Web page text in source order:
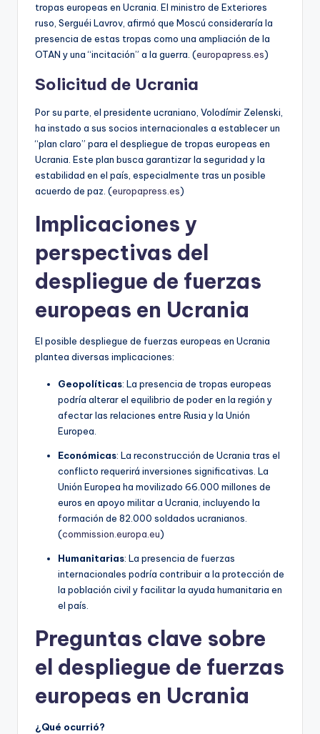
tropas europeas en Ucrania. El ministro de Exteriores
ruso, Serguéi Lavrov, afirmó que Moscú consideraría la
presencia de estas tropas como una ampliación de la
OTAN y una “incitación” a la guerra. (europapress.es)
Solicitud de Ucrania
Por su parte, el presidente ucraniano, Volodímir Zelenski,
ha instado a sus socios internacionales a establecer un
“plan claro” para el despliegue de tropas europeas en
Ucrania. Este plan busca garantizar la seguridad y la
estabilidad en el país, especialmente tras un posible
acuerdo de paz. (europapress.es)
Implicaciones y
perspectivas del
despliegue de fuerzas
europeas en Ucrania
El posible despliegue de fuerzas europeas en Ucrania
plantea diversas implicaciones:
Geopolíticas: La presencia de tropas europeas
podría alterar el equilibrio de poder en la región y
afectar las relaciones entre Rusia y la Unión
Europea.
Económicas: La reconstrucción de Ucrania tras el
conflicto requerirá inversiones significativas. La
Unión Europea ha movilizado 66.000 millones de
euros en apoyo militar a Ucrania, incluyendo la
formación de 82.000 soldados ucranianos.
(commission.europa.eu)
Humanitarias: La presencia de fuerzas
internacionales podría contribuir a la protección de
la población civil y facilitar la ayuda humanitaria en
el país.
Preguntas clave sobre
el despliegue de fuerzas
europeas en Ucrania
¿Qué ocurrió?